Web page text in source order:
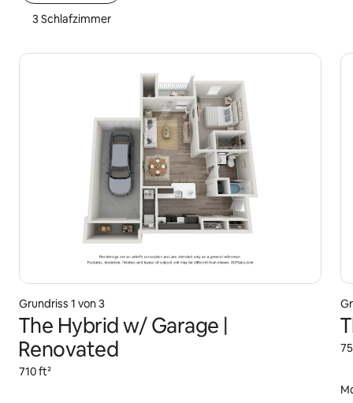
3 Schlafzimmer
Grundriss 1 von 3
The Hybrid w/ Garage |
Renovated
710 ft²